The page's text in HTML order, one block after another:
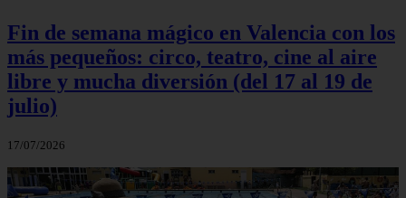
Fin de semana mágico en Valencia con los
más pequeños: circo, teatro, cine al aire
libre y mucha diversión (del 17 al 19 de
julio)
17/07/2026